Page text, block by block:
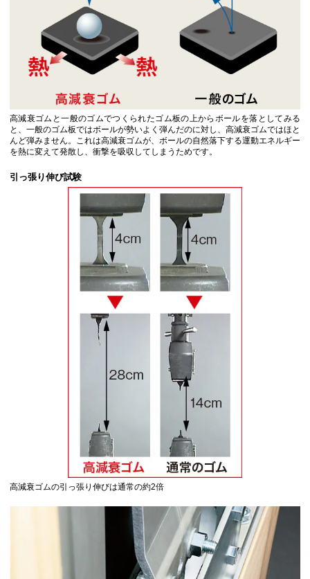
高減衰ゴムと一般のゴムでつくられたゴム板の上からボールを落としてみる
と、一般のゴム板ではボールが勢いよく弾んだのに対し、高減衰ゴムではほと
んど弾みません。これは高減衰ゴムが、ボールの自然落下する運動エネルギー
を熱に変えて発散し、衝撃を吸収してしまうためです。
引っ張り伸び試験
高減衰ゴムの引っ張り伸びは通常の約2倍